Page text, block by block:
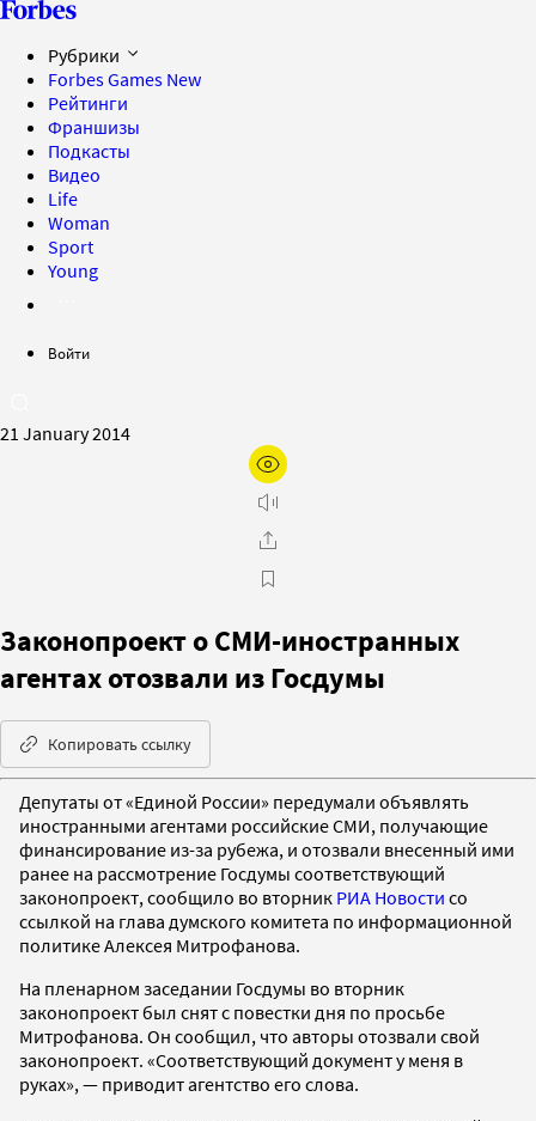
Рубрики
Forbes Games New
Рейтинги
Франшизы
Подкасты
Видео
Life
Woman
Sport
Young
Войти
21 January 2014
Законопроект о СМИ-иностранных
агентах отозвали из Госдумы
Копировать ссылку
Депутаты от «Единой России» передумали объявлять
иностранными агентами российские СМИ, получающие
финансирование из-за рубежа, и отозвали внесенный ими
ранее на рассмотрение Госдумы соответствующий
законопроект, сообщило во вторник РИА Новости со
ссылкой на глава думского комитета по информационной
политике Алексея Митрофанова.
На пленарном заседании Госдумы во вторник
законопроект был снят с повестки дня по просьбе
Митрофанова. Он сообщил, что авторы отозвали свой
законопроект. «Соответствующий документ у меня в
руках», — приводит агентство его слова.